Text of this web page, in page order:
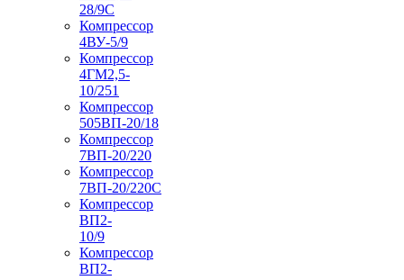
28/9С
Компрессор
4ВУ-5/9
Компрессор
4ГМ2,5-
10/251
Компрессор
505ВП-20/18
Компрессор
7ВП-20/220
Компрессор
7ВП-20/220С
Компрессор
ВП2-
10/9
Компрессор
ВП2-